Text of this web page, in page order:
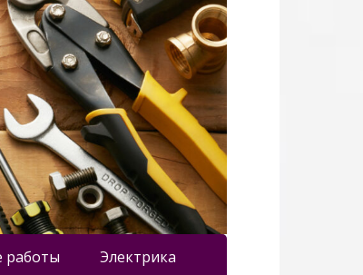
работы Электрика